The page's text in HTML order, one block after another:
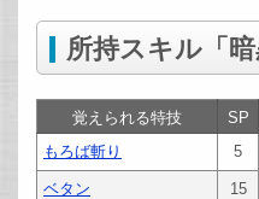
所持スキル「暗
覚えられる特技
SP
もろば斬り
5
ベタン 15